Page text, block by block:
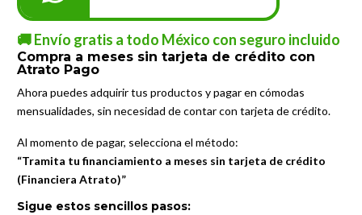
🚚 Envío gratis a todo México con seguro incluido
Compra a meses sin tarjeta de crédito con
Atrato Pago
Ahora puedes adquirir tus productos y pagar en cómodas
mensualidades, sin necesidad de contar con tarjeta de crédito.
Al momento de pagar, selecciona el método:
“Tramita tu financiamiento a meses sin tarjeta de crédito
(Financiera Atrato)”
Sigue estos sencillos pasos: